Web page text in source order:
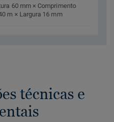
60 mm × Comprimento
m × Largura 16 mm
técnicas e